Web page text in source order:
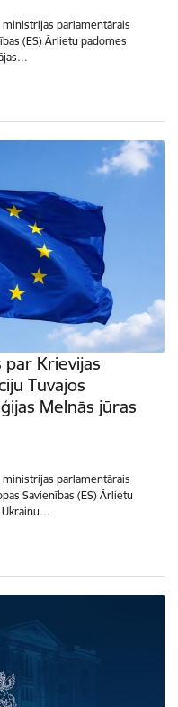
parlamentārais
(ES) Ārlietu padomes
Krievijas
Tuvajos
Melnās jūras
parlamentārais
Savienības (ES) Ārlietu
Ukrainu…